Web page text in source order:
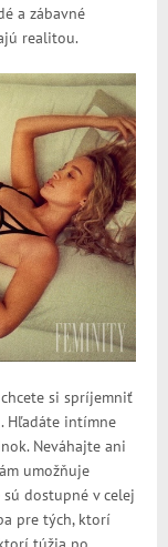
a zábavné
realitou.
si spríjemniť
Hľadáte intímne
Neváhajte ani
umožňuje
dostupné v celej
pre tých, ktorí